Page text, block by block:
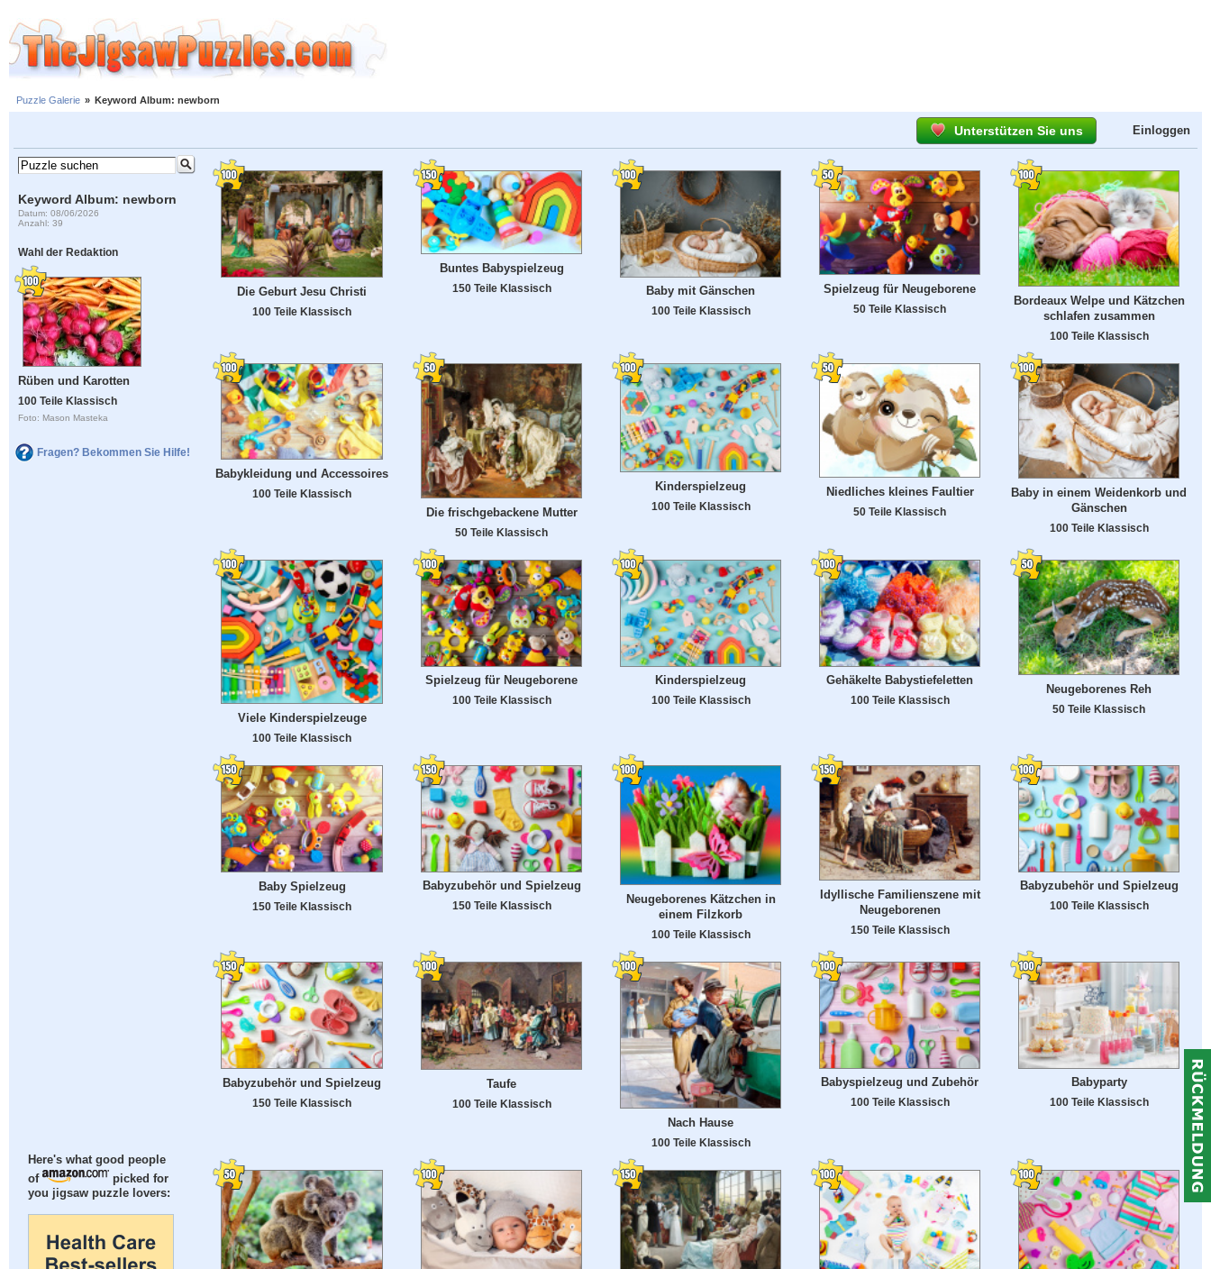
Puzzle Galerie » Keyword Album: newborn
Unterstützen Sie uns Einloggen
Keyword Album: newborn
Datum: 08/06/2026
Anzahl: 39
Wahl der Redaktion
Rüben und Karotten
100 Teile Klassisch
Foto: Mason Masteka
Fragen? Bekommen Sie Hilfe!
Here's what good people
of
picked for
you jigsaw puzzle lovers:
Die Geburt Jesu Christi
100 Teile Klassisch
Buntes Babyspielzeug
150 Teile Klassisch Baby mit Gänschen
100 Teile Klassisch
Spielzeug für Neugeborene
50 Teile Klassisch
Bordeaux Welpe und Kätzchen
schlafen zusammen
100 Teile Klassisch
Babykleidung und Accessoires
100 Teile Klassisch
Die frischgebackene Mutter
50 Teile Klassisch
Kinderspielzeug
100 Teile Klassisch
Niedliches kleines Faultier
50 Teile Klassisch
Baby in einem Weidenkorb und
Gänschen
100 Teile Klassisch
Viele Kinderspielzeuge
100 Teile Klassisch
Spielzeug für Neugeborene
100 Teile Klassisch
Kinderspielzeug
100 Teile Klassisch
Gehäkelte Babystiefeletten
100 Teile Klassisch
Neugeborenes Reh
50 Teile Klassisch
Baby Spielzeug
150 Teile Klassisch
Babyzubehör und Spielzeug
150 Teile Klassisch
Neugeborenes Kätzchen in
einem Filzkorb
100 Teile Klassisch
Idyllische Familienszene mit
Neugeborenen
150 Teile Klassisch
Babyzubehör und Spielzeug
100 Teile Klassisch
Babyzubehör und Spielzeug
150 Teile Klassisch
Taufe
100 Teile Klassisch
Nach Hause
100 Teile Klassisch
Babyspielzeug und Zubehör
100 Teile Klassisch
Babyparty
100 Teile Klassisch